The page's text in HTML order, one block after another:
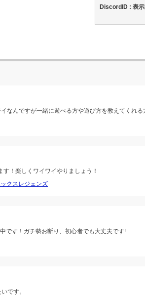
DiscordID : 表
なんですが一緒に遊べる方や遊び方を教えてくれる
！楽しくワイワイやりましょう！
クスレジェンズ
です！ガチ勢お断り、初心者でも大丈夫です!
です。